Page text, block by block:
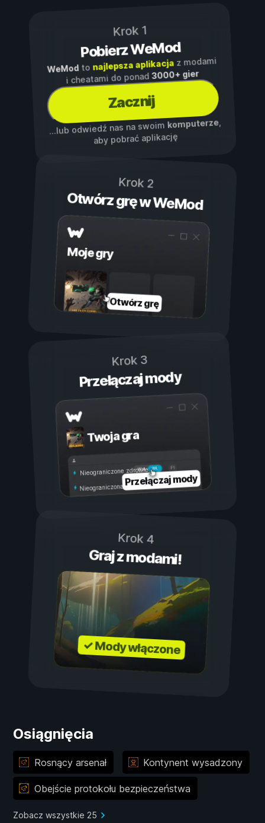
Krok 1
Pobierz WeMod
WeModto najlepsza aplikacjaz modami
i cheatami do ponad3000+ gier
Zacznij
...lub odwiedź nas na swoim komputerze,
aby pobrać aplikację
Krok 2
Otwórz grę w WeMod
Moje gry
Otwórz grę
Krok 3
Przełączaj mody
Twoja gra
Wł.
Wył.
Nieograniczone zdrowie
Nieograniczona wytrzymałość
Przełączaj mody
Krok 4
Graj z modami!
✓ Mody włączone
Osiągnięcia
Rosnący arsenał Kontynent wysadzony
Obejście protokołu bezpieczeństwa
Zobacz wszystkie 25